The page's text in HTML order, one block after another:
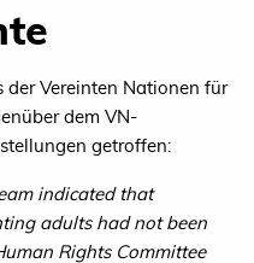
der Vereinten Nationen für
dem VN-
getroffen:
indicated that
adults had not been
Rights Committee